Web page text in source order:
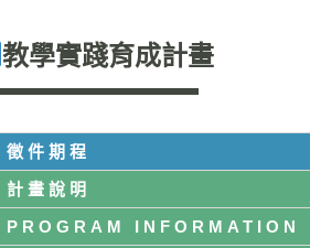
教學實踐育成計畫
徵件期程
計畫說明
PROGRAM INFORMATION